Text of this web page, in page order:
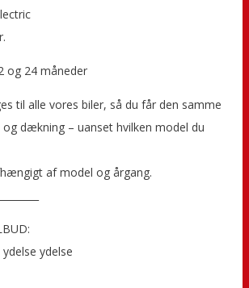
og 24 måneder
til alle vores biler, så du får den samme
dækning – uanset hvilken model du
af model og årgang.
ydelse